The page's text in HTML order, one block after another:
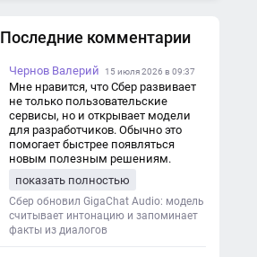
Последние комментарии
Чернов Валерий 15 июля 2026 в 09:37
Мне нравится, что Сбер развивает
не только пользовательские
сервисы, но и открывает модели
для разработчиков. Обычно это
помогает быстрее появляться
новым полезным решениям.
показать полностью
Сбер обновил GigaChat Audio: модель
считывает интонацию и запоминает
факты из диалогов